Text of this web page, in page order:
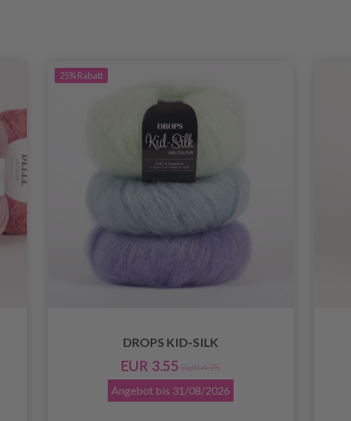
25%Rabatt
DROPS KID-SILK
EUR 3.55 EUR 4.75
Angebot bis 31/08/2026